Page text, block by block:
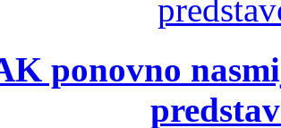
ponovno